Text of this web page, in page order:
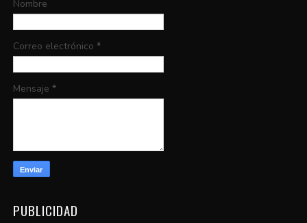
Nombre
Correo electrónico *
Mensaje *
PUBLICIDAD